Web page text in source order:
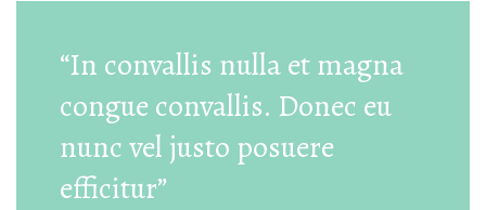
“In convallis nulla et magna
congue convallis. Donec eu
nunc vel justo posuere
efficitur”